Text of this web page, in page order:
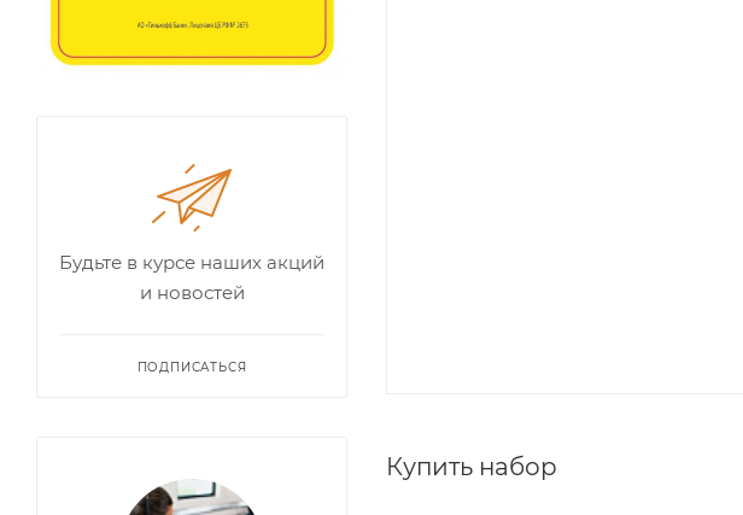
Купить набор
Будьте в курсе наших акций
и новостей
ПОДПИСАТЬСЯ